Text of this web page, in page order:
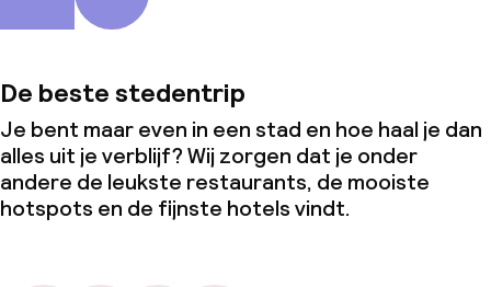
De beste stedentrip
Je bent maar even in een stad en hoe haal je dan
alles uit je verblijf? Wij zorgen dat je onder
andere de leukste restaurants, de mooiste
hotspots en de fijnste hotels vindt.